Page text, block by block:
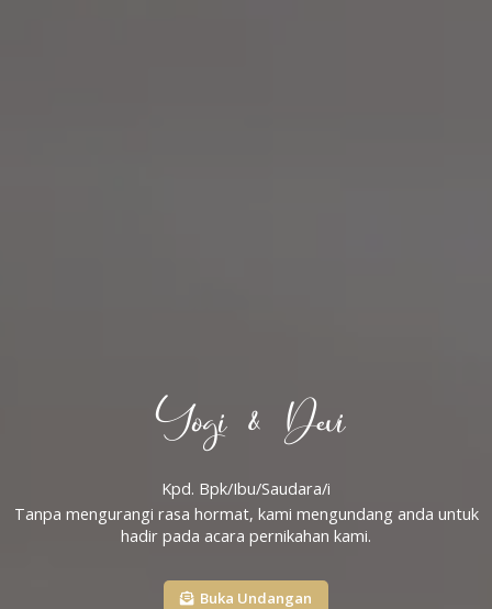
Yogi & Devi
Kpd. Bpk/Ibu/Saudara/i
Tanpa mengurangi rasa hormat, kami mengundang anda untuk
hadir pada acara pernikahan kami.
Buka Undangan